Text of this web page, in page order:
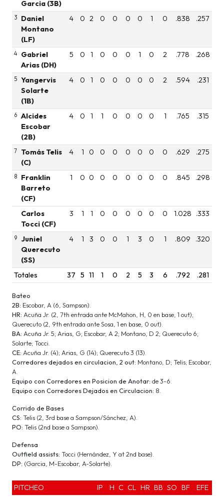
Garcia (3B)
3
Daniel
Montano
(LF)
4 0 2 0 0 0 0 1 0 .838 .257
4
Gabriel
Arias (DH)
5 0 1 0 0 0 1 0 2 .778 .268
5 Yangervis
Solarte
(1B)
4 0 1 0 0 0 0 0 2 .594 .231
6
Alcides
Escobar
(2B)
4 0 1 1 0 0 0 0 1 .765 .315
7
Tomás Telis
(C)
4 1 0 0 0 0 0 0 0 .629 .275
8
Franklin
Barreto
(CF)
1 0 0 0 0 0 0 0 0 .845 .298
Carlos
Tocci (CF)
3 1 1 0 0 0 0 0 0 1.028 .333
9
Juniel
Querecuto
(SS)
4 1 3 0 0 1 3 0 1 .809 .320
Totales 37 5 11 1 0 2 5 3 6 .792 .281
Bateo
2B: Escobar, A (6, Sampson).
HR: Acuña Jr. (2, 7th entrada ante McMahon, H, 0 en base, 1 out);
Querecuto (2, 9th entrada ante Sosa, 1 en base, 0 out).
BA: Acuña Jr. 5; Arias, G; Escobar, A 2; Montano, D 2; Querecuto 6;
Solarte; Tocci.
CE: Acuña Jr. (4); Arias, G (14); Querecuto 3 (13).
Corredores dejados en circulacion, 2 out: Montano, D; Telis; Escobar,
A.
Equipo con Corredores en Posicion de Anotar: de 3-6.
Equipo con Corredores Dejados en Circulacion: 8.
Corrido de Bases
CS: Telis (2, 3rd base a Sampson/Sánchez, A).
PO: Telis (2nd base a Sampson).
Defensa
Outfield assists: Tocci (Hernández, Y at 2nd base).
DP: (Garcia, M-Escobar, A-Solarte).
PITCHEO IP H C CL HR BB SO BF
EFE